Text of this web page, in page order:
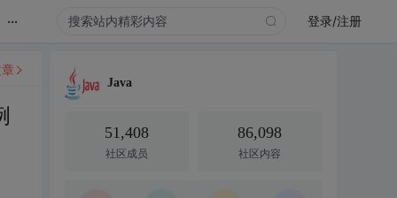
... 登录/注册
Java
51,408
社区成员
86,098
社区内容